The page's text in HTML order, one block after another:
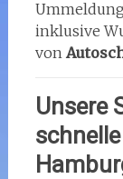
inklusive
von
Unsere